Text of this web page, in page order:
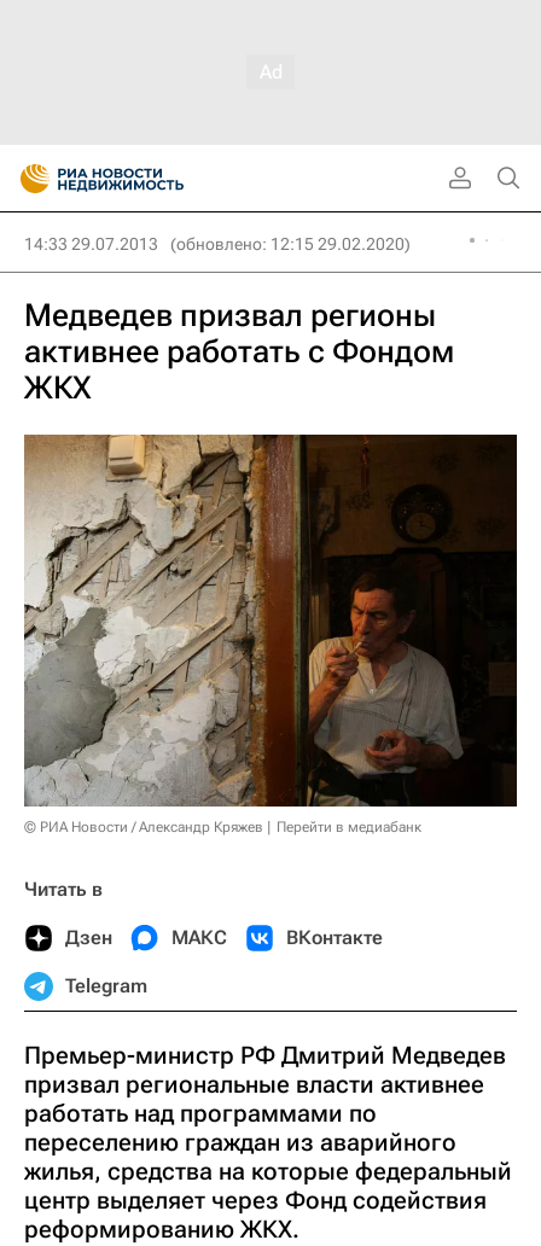
14:33 29.07.2013 (обновлено: 12:15 29.02.2020)
Медведев призвал регионы
активнее работать с Фондом
ЖКХ
© РИА Новости / Александр Кряжев Перейти в медиабанк
Читать в
Дзен МАКС ВКонтакте
Telegram
Премьер-министр РФ Дмитрий Медведев
призвал региональные власти активнее
работать над программами по
переселению граждан из аварийного
жилья, средства на которые федеральный
центр выделяет через Фонд содействия
реформированию ЖКХ.